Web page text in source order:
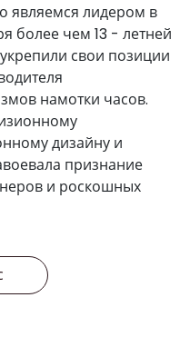
являемся лидером в
более чем 13 - летней
свои позиции
намотки часов.
дизайну и
признание
и роскошных